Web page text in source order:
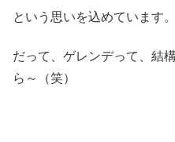
という思いを込めています。
だって、ゲレンデって、結
ら～（笑）